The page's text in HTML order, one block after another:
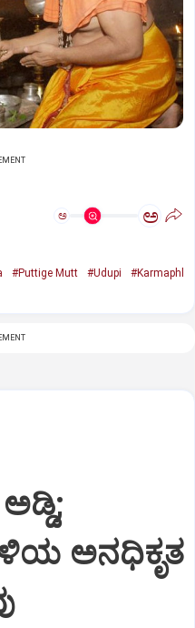
ಅ ಅ
#Puttige Mutt #Udupi
#Karmaphl
ಅನಧಿಕೃತ